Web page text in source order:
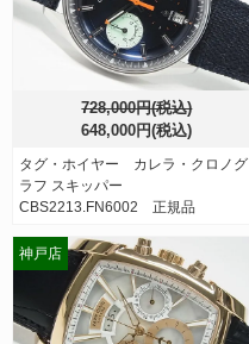
728,000円(税込)
648,000円(税込)
タグ・ホイヤー カレラ・クロノグ
ラフ スキッパー
CBS2213.FN6002 正規品
神戸店